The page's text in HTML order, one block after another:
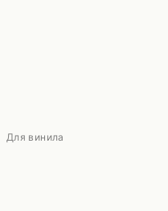
Для винила